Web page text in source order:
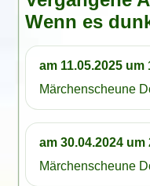
Wenn es
am 11.05.2025 um
Märchenscheune
am 30.04.2024 um
Märchenscheune